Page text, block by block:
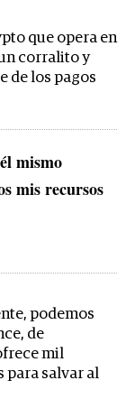
que opera en
corralito y
de los pagos
mismo
mis recursos
podemos
de
mil
para salvar al